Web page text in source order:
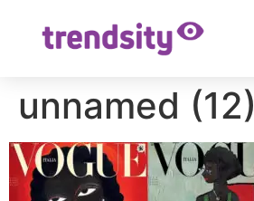
unnamed (12)